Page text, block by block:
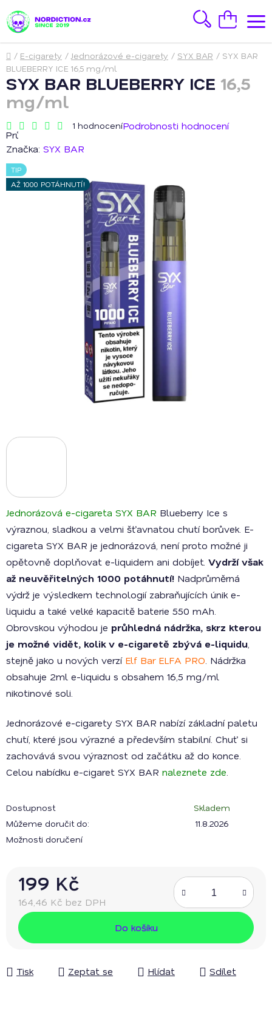
na
obsah
HledatNákupní
košík
Domů
/ E-cigarety / Jednorázové e-cigarety / SYX BAR / SYX BAR
BLUEBERRY ICE 16,5 mg/ml
Jednorázová e-cigareta SYX BAR Blueberry Ice s
výraznou, sladkou a velmi šťavnatou chutí borůvek. E-
cigareta SYX BAR je jednorázová, není proto možné ji
opětovně doplňovat e-liquidem ani dobíjet. Vydrží však
až neuvěřitelných 1000 potáhnutí! Nadprůměrná
výdrž je výsledkem technologií zabraňujících únik e-
liquidu a také velké kapacitě baterie 550 mAh.
Obrovskou výhodou je průhledná nádržka, skrz kterou
je možné vidět, kolik v e-cigaretě zbývá e-liquidu
stejně jako u nových verzí Elf Bar ELFA PRO . Nádržka
obsahuje 2ml e-liquidu s obsahem 16,5 mg/ml
nikotinové soli.
Jednorázové e-cigarety SYX BAR nabízí základní paletu
chutí, které jsou výrazné a především stabilní. Chuť si
zachovává svou výraznost od začátku až do konce.
Celou nabídku e-cigaret SYX BAR naleznete zde
Dostupnost
Skladem
Můžeme doručit do:
11.8.2026
Možnosti doručení
199 Kč
164,46 Kč bez DPH
Měrná cena:
Do košíku
Tisk Zeptat se Hlídat Sdílet
SYX BAR BLUEBERRY ICE 16,5
mg/ml
Průměrné
hodnocení
produktu
je
4,0
5
1 hodnoceníPodrobnosti hodnocení
Značka: SYX BAR
TIP
AŽ 1000 POTÁHNUTÍ!